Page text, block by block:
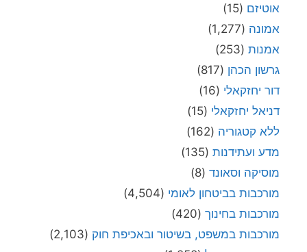
אוטיזם (15)
אמונה (1,277)
אמנות (253)
גרשון הכהן (817)
דור יחזקאלי (16)
דניאל יחזקאלי (15)
ללא קטגוריה (162)
מדע ועתידנות (135)
מוסיקה וסאונד (8)
מורכבות בביטחון לאומי (4,504)
מורכבות בחינוך (420)
מורכבות במשפט, בשיטור ובאכיפת חוק (2,103)